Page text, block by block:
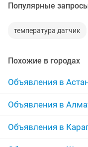
Популярные
температура датчик
Похожие в городах
Объявления в
Объявления в
Объявления в